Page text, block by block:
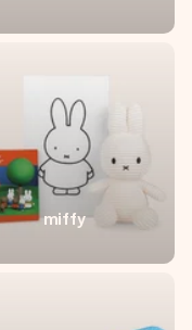
miffy